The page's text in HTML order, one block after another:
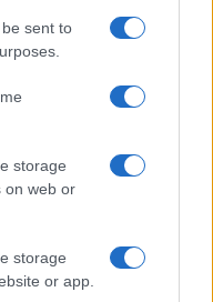
sent to
storage
on web or
storage
or app.